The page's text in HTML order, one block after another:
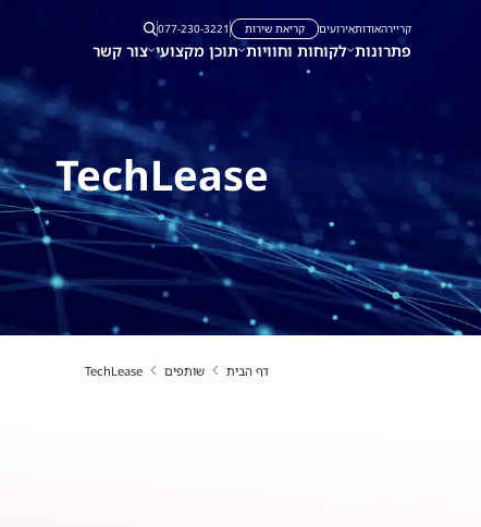
קריירהאודותאירועים קריאת שירות 077-230-3221
פתרונות לקוחות וחוויות תוכן מקצועי צור קשר
TechLease
דף הבית שותפים TechLease